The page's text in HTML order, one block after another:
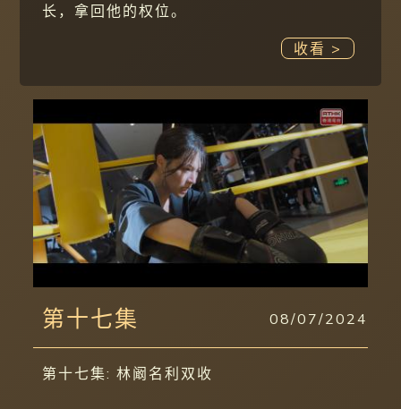
长，拿回他的权位。
收看 >
第十七集 08/07/2024
第十七集: 林阚名利双收